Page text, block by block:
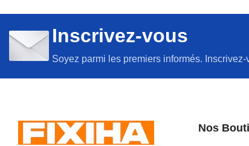
Inscrivez-vous
Soyez parmi les premiers informés.
Nos